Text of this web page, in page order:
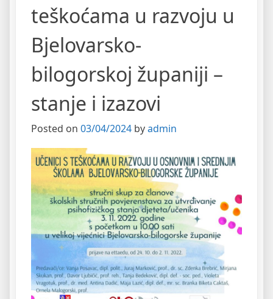
teškoćama u razvoju u
Bjelovarsko-
bilogorskoj županiji –
stanje i izazovi
Posted on 03/04/2024 byadmin